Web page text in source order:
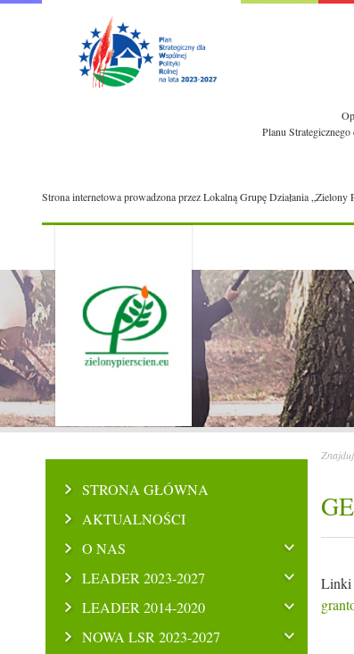
Planu
Strona internetowa prowadzona przez Lokalną Grupę Działania „Zielony
STRONA GŁÓWNA
AKTUALNOŚCI
O NAS
LEADER 2023-2027
LEADER 2014-2020
NOWA LSR 2023-2027
Linki